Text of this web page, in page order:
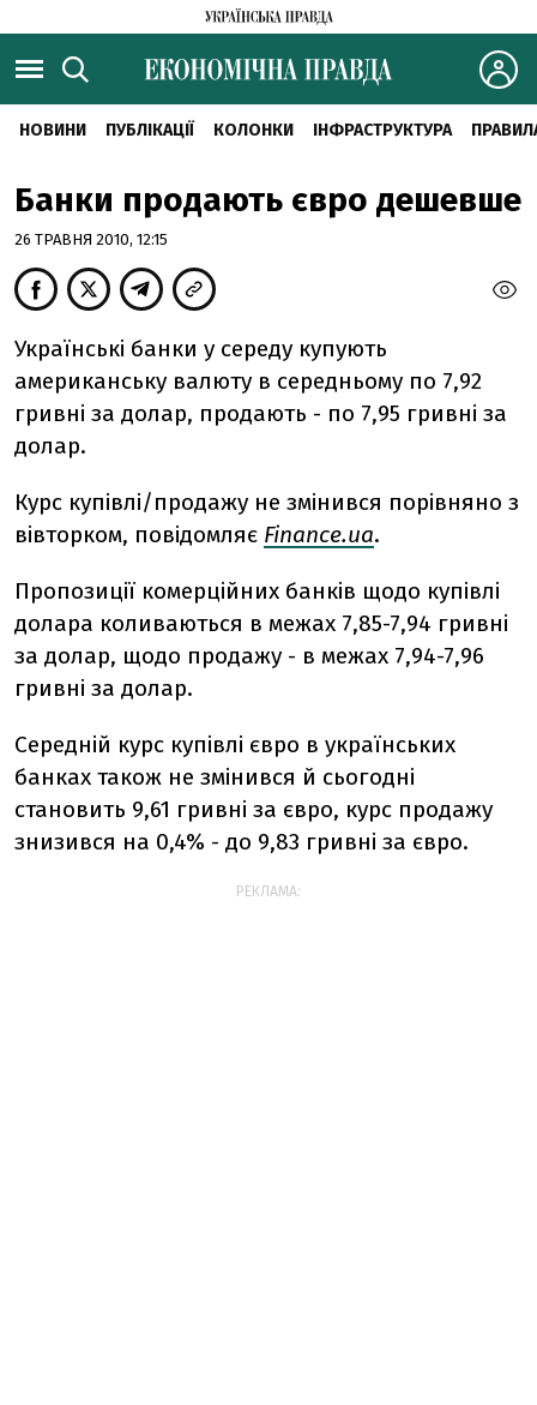
НОВИНИ ПУБЛІКАЦІЇ КОЛОНКИ ІНФРАСТРУКТУРА
Банки продають євро дешевше
26 ТРАВНЯ 2010, 12:15
Українські банки у середу купують
американську валюту в середньому по 7,92
гривні за долар, продають - по 7,95 гривні за
долар.
Курс купівлі/продажу не змінився порівняно з
вівторком, повідомляє Finance.ua.
Пропозиції комерційних банків щодо купівлі
долара коливаються в межах 7,85-7,94 гривні
за долар, щодо продажу - в межах 7,94-7,96
гривні за долар.
Середній курс купівлі євро в українських
банках також не змінився й сьогодні
становить 9,61 гривні за євро, курс продажу
знизився на 0,4% - до 9,83 гривні за євро.
РЕКЛАМА: